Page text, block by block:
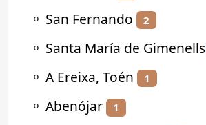
⚬ San Fernando 2
⚬ Santa María de Gimenells
⚬ A Ereixa, Toén 1
⚬ Abenójar 1